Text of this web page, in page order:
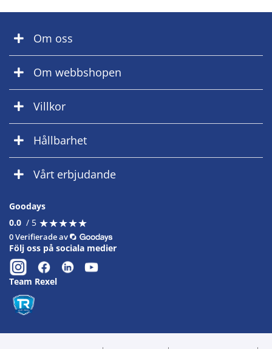
Om oss
Om webbshopen
Villkor
Hållbarhet
Vårt erbjudande
Goodays
0.0 / 5 ★★★★★
★★★★★
0 Verifierade av
Följ oss på sociala medier
Team Rexel